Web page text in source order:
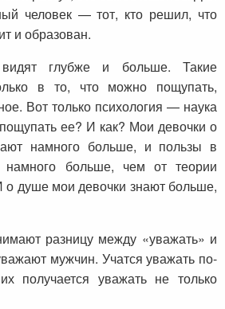
человек — тот, кто решил, что
и образован.
глубже и больше. Такие
в то, что можно пощупать,
Вот только психология — наука
ее? И как? Мои девочки о
намного больше, и пользы в
намного больше, чем от теории
душе мои девочки знают больше,
разницу между «уважать» и
мужчин. Учатся уважать по-
получается уважать не только